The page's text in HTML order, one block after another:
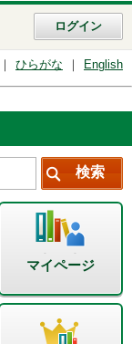
ログイン
ひらがな English
マイページ